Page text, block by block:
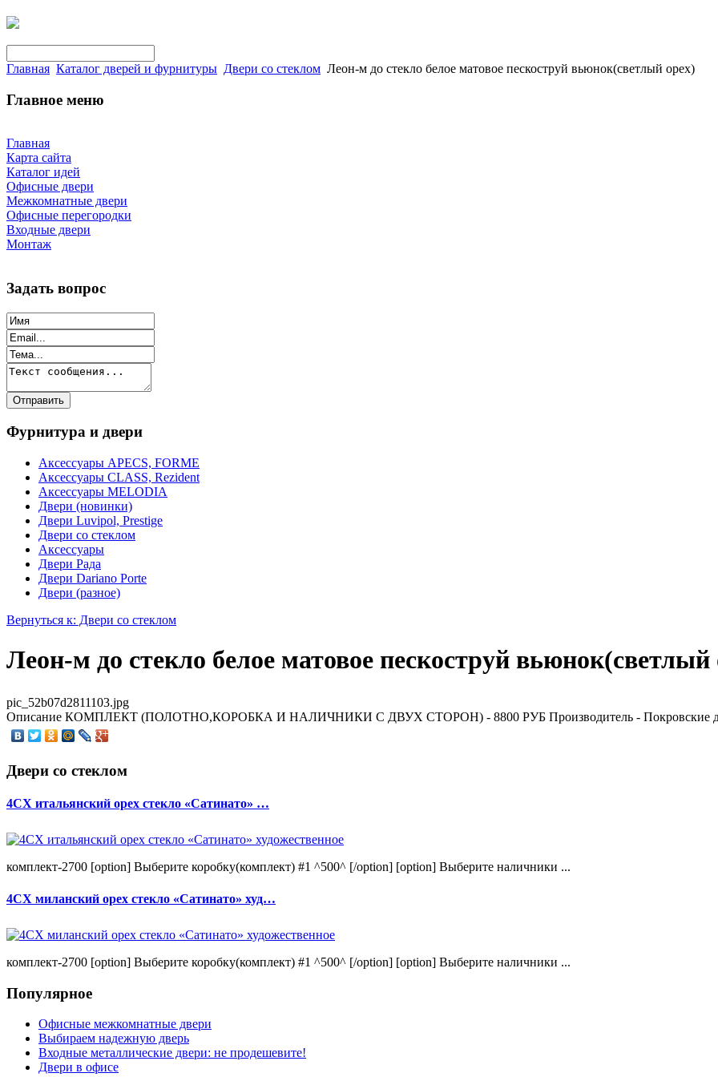
Главная Каталог дверей и фурнитуры Двери со стеклом Леон-м до стекло белое матовое пескоструй вьюнок(светлый орех)
Главное меню
Главная
Карта сайта
Каталог идей
Офисные двери
Межкомнатные двери
Офисные перегородки
Входные двери
Монтаж
Задать вопрос
Фурнитура и двери
Аксессуары APECS, FORME
Аксессуары CLASS, Rezident
Аксессуары MELODIA
Двери (новинки)
Двери Luvipol, Prestige
Двери со стеклом
Аксессуары
Двери Рада
Двери Dariano Porte
Двери (разное)
Вернуться к: Двери со стеклом
Леон-м до стекло белое матовое пескоструй вьюнок(светлый
pic_52b07d2811103.jpg
Описание КОМПЛЕКТ (ПОЛОТНО,КОРОБКА И НАЛИЧНИКИ С ДВУХ СТОРОН) - 8800 РУБ Производитель - Покровские
Двери со стеклом
4CХ итальянский орех стекло «Сатинато» …
комплект-2700 [option] Выберите коробку(комплект) #1 ^500^ [/option] [option] Выберите наличники ...
4CХ миланский орех стекло «Сатинато» худ…
комплект-2700 [option] Выберите коробку(комплект) #1 ^500^ [/option] [option] Выберите наличники ...
Популярное
Офисные межкомнатные двери
Выбираем надежную дверь
Входные металлические двери: не продешевите!
Двери в офисе